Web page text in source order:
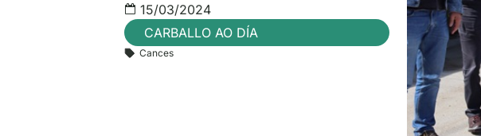
15/03/2024
CARBALLO AO DÍA
Cances